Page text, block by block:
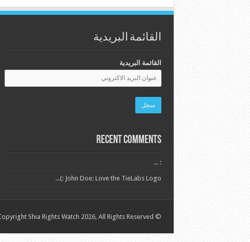
القائمة البريدية
القائمة البريدية
Recent Comments
: ...
John Doe: Love the TieLabs Logo :)...
© Copyright Shia Rights Watch 2026, All Rights Reserved